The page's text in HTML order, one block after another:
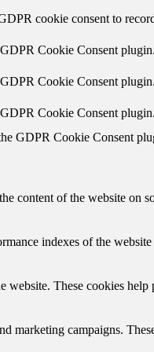
cookie consent to
Cookie Consent
Cookie Consent
Cookie Consent
GDPR Cookie Consent
content of the website on
indexes of the
These cookies
marketing campaigns.